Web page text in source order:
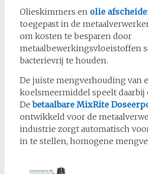
Olieskimmers en olie
toegepast in de
om kosten te besparen door
metaalbewerkingsvloeistoffen
bacterievrij te houden.
De juiste mengverhouding van
koelsmeermiddel speelt daarbij
Debetaalbare MixRite
ontwikkeld voor de
industrie zorgt automatisch
in te stellen, homogene